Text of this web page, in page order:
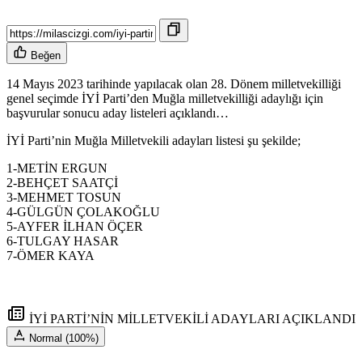
Beğen
14 Mayıs 2023 tarihinde yapılacak olan 28. Dönem milletvekilliği
genel seçimde İYİ Parti’den Muğla milletvekilliği adaylığı için
başvurular sonucu aday listeleri açıklandı…
İYİ Parti’nin Muğla Milletvekili adayları listesi şu şekilde;
1-METİN ERGUN
2-BEHÇET SAATÇİ
3-MEHMET TOSUN
4-GÜLGÜN ÇOLAKOĞLU
5-AYFER İLHAN ÖÇER
6-TULGAY HASAR
7-ÖMER KAYA
İYİ PARTİ’NİN MİLLETVEKİLİ ADAYLARI AÇIKLANDI
Normal (100%)